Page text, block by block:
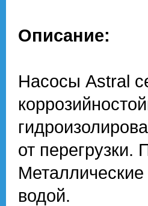
Описание:
Насосы Astral
от перегрузки.
водой.